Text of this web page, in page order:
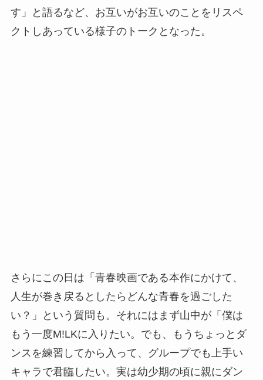
す」と語るなど、お互いがお互いのことをリスペ
クトしあっている様子のトークとなった。
さらにこの日は「青春映画である本作にかけて、
人生が巻き戻るとしたらどんな青春を過ごした
い？」という質問も。それにはまず山中が「僕は
もう一度M!LKに入りたい。でも、もうちょっとダ
ンスを練習してから入って、グループでも上手い
キャラで君臨したい。実は幼少期の頃に親にダン